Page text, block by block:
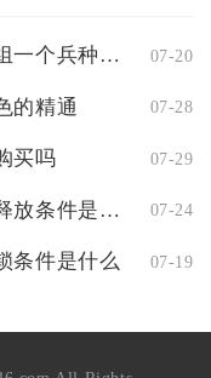
万国觉醒中怎么才能编组一个兵种部队 07-20
的精通 07-28
买吗 07-29
乱斗西游蛟魔王技能的释放条件是什么 07-24
条件是什么 07-19